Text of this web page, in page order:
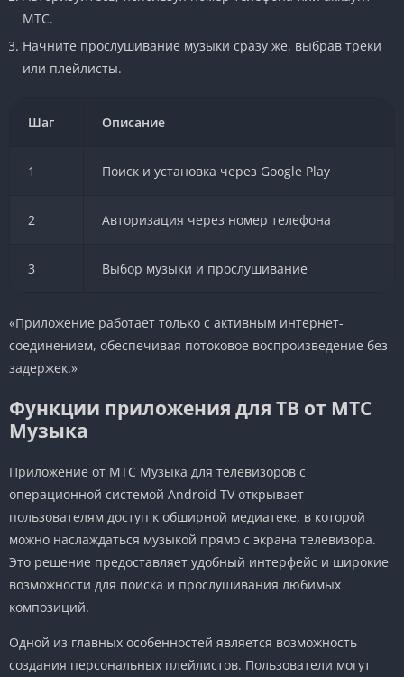
МТС.
Начните прослушивание музыки сразу же, выбрав треки
или плейлисты.
Шаг Описание
1 Поиск и установка через Google Play
2 Авторизация через номер телефона
3 Выбор музыки и прослушивание
«Приложение работает только с активным интернет-
соединением, обеспечивая потоковое воспроизведение без
задержек.»
Функции приложения для ТВ от МТС
Музыка
Приложение от МТС Музыка для телевизоров с
операционной системой Android TV открывает
пользователям доступ к обширной медиатеке, в которой
можно наслаждаться музыкой прямо с экрана телевизора.
Это решение предоставляет удобный интерфейс и широкие
возможности для поиска и прослушивания любимых
композиций.
Одной из главных особенностей является возможность
создания персональных плейлистов. Пользователи могут